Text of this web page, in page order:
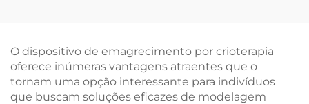
O dispositivo de emagrecimento por crioterapia
oferece inúmeras vantagens atraentes que o
tornam uma opção interessante para indivíduos
que buscam soluções eficazes de modelagem